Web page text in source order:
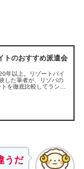
トのおすすめ派遣会
年以上。リゾートバイ
した筆者が、リゾバの
を徹底比較してランキ
うだ